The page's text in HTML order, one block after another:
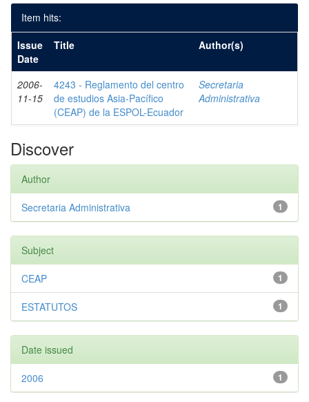
Item hits:
Issue
Date
Title Author(s)
2006-
11-15
4243 - Reglamento del centro
de estudios Asia-Pacífico
(CEAP) de la ESPOL-Ecuador
Secretaria
Administrativa
Discover
Author
1
Secretaria Administrativa
Subject
1
CEAP
1
ESTATUTOS
Date issued
1
2006